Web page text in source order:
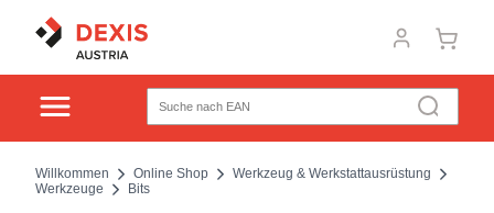
Willkommen Online Shop
Werkzeug & Werkstattausrüstung
Werkzeuge
Bits